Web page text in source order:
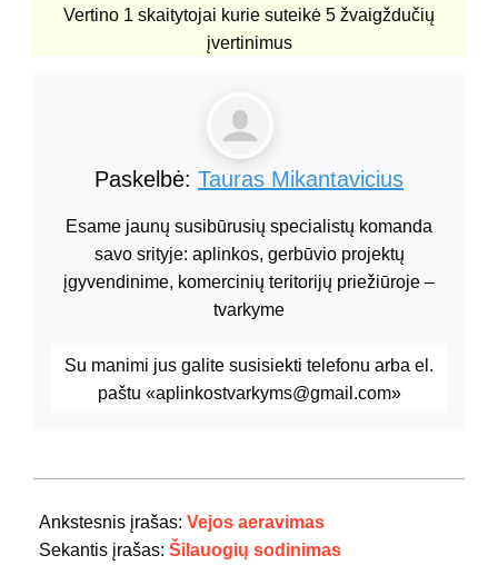
Vertino 1 skaitytojai kurie suteikė 5 žvaigždučių
įvertinimus
Paskelbė: Tauras Mikantavicius
Esame jaunų susibūrusių specialistų komanda
savo srityje: aplinkos, gerbūvio projektų
įgyvendinime, komercinių teritorijų priežiūroje –
tvarkyme
Su manimi jus galite susisiekti telefonu arba el.
paštu «aplinkostvarkyms@gmail.com»
10-
19
Ankstesnis įrašas: Vejos aeravimas
Sekantis įrašas: Šilauogių sodinimas